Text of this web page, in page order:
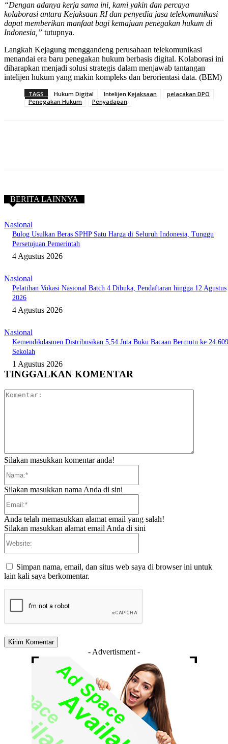
“Dengan adanya kerja sama ini, kami yakin dan percaya
kolaborasi antara Kejaksaan RI dan penyedia jasa telekomunikasi
dapat memberikan manfaat bagi kemajuan penegakan hukum di
Indonesia,” tutupnya.
Langkah Kejagung menggandeng perusahaan telekomunikasi
menandai era baru penegakan hukum berbasis digital. Kolaborasi ini
diharapkan menjadi solusi strategis dalam menjawab tantangan
intelijen hukum yang makin kompleks dan berorientasi data. (BEM)
TAGS Hukum Digital Intelijen Kejaksaan
pelacakan DPO
Penegakan Hukum
Penyadapan
BERITA LAINNYA
Nasional
Bulog Usulkan Beras SPHP Satu Harga di Seluruh Indonesia, Tunggu
Persetujuan Pemerintah
4 Agustus 2026
Nasional
Pelatihan Vokasi Nasional Batch 4 Dibuka, Pendaftaran hingga 12 Agustus
2026
4 Agustus 2026
Nasional
Kemendikdasmen Distribusikan 5,54 Juta Buku Bacaan Bermutu ke 24.609
Sekolah
1 Agustus 2026
TINGGALKAN KOMENTAR
Silakan masukkan komentar anda!
Silakan masukkan nama Anda di sini
Anda telah memasukkan alamat email yang salah!
Silakan masukkan alamat email Anda di sini
Simpan nama, email, dan situs web saya di browser ini untuk
lain kali saya berkomentar.
- Advertisment -